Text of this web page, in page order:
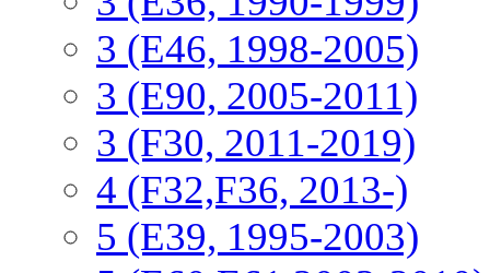
3 (E46, 1998-2005)
3 (E90, 2005-2011)
3 (F30, 2011-2019)
4 (F32,F36, 2013-)
5 (E39, 1995-2003)